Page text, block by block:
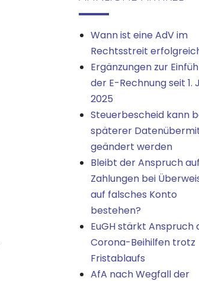
Wann ist eine AdV im
Rechtsstreit
Ergänzungen zur
der E-Rechnung seit 1.
2025
Steuerbescheid kann
späterer
geändert werden
Bleibt der Anspruch auf
Zahlungen bei
auf falsches Konto
bestehen?
EuGH stärkt Anspruch
Corona-Beihilfen trotz
Fristablaufs
AfA nach Wegfall der